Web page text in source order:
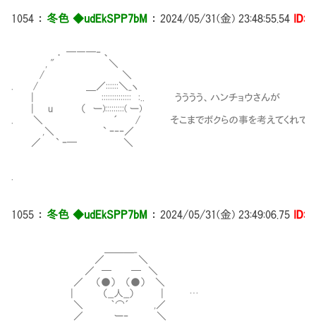
1054 ： 冬色 ◆udEkSPP7bM ： 2024/05/31(金) 23:48:55.54
． ─―─‐ 、
, " ＼
/ ＼
. / ＿／::::::＼_ヽ
| :::::::::::::: :.. うううう、ハンチョウさんが
| u （ ー):::::::::( ー)
. ＼ ´ / そこまでボクらの事を考えてくれていた
,＼ ` ｰ‐‐／
／ ` ｰ─ ＼
1055 ： 冬色 ◆udEkSPP7bM ： 2024/05/31(金) 23:49:06.75
／ ＼
／ ─ ─ ＼
／ （●） （●） ＼
| （__人__） | …
＼ ｀⌒´ ,／
／ ー‐ ＼